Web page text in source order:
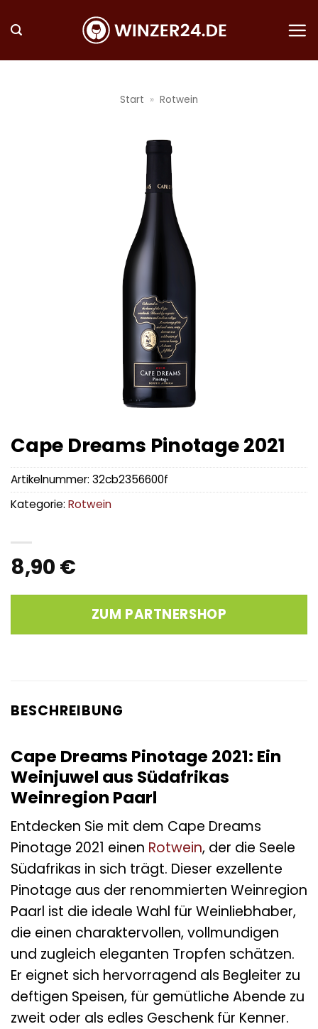
Inhalt
Start » Rotwein
Cape Dreams Pinotage 2021
8,90 €
ZUM PARTNERSHOP
Artikelnummer: 32cb2356600f
Kategorie: Rotwein
BESCHREIBUNG
Cape Dreams Pinotage 2021: Ein
Weinjuwel aus Südafrikas
Weinregion Paarl
Entdecken Sie mit dem Cape Dreams
Pinotage 2021 einen Rotwein, der die Seele
Südafrikas in sich trägt. Dieser exzellente
Pinotage aus der renommierten Weinregion
Paarl ist die ideale Wahl für Weinliebhaber,
die einen charaktervollen, vollmundigen
und zugleich eleganten Tropfen schätzen.
Er eignet sich hervorragend als Begleiter zu
deftigen Speisen, für gemütliche Abende zu
zweit oder als edles Geschenk für Kenner.